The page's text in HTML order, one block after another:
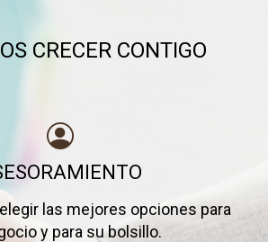
CRECER CONTIGO
las mejores opciones para
y para su bolsillo.